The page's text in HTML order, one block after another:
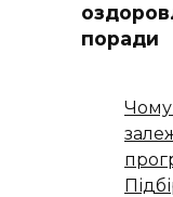
поради
Чому